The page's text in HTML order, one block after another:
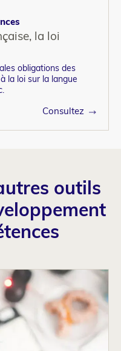
la loi
obligations des
la loi sur la langue
Consultez
outils